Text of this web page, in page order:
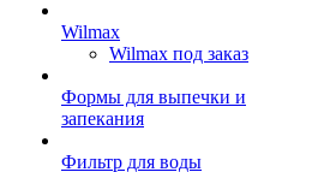
Wilmax
Wilmax под заказ
Формы для выпечки и
запекания
Фильтр для воды